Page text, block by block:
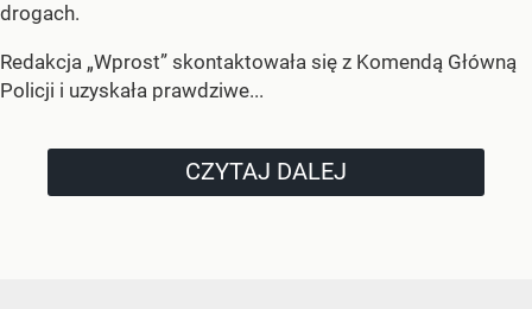
drogach.
Redakcja „Wprost” skontaktowała się z Komendą Główną
Policji i uzyskała prawdziwe...
CZYTAJ DALEJ